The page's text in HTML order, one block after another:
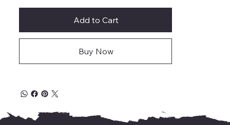
Add to Cart
Buy Now